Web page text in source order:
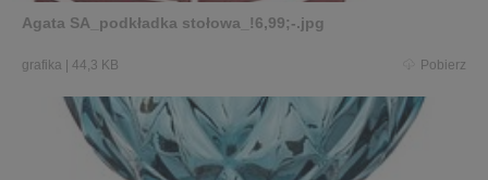
Agata SA_podkładka stołowa_!6,99;-.jpg
grafika 44,3 KB Pobierz